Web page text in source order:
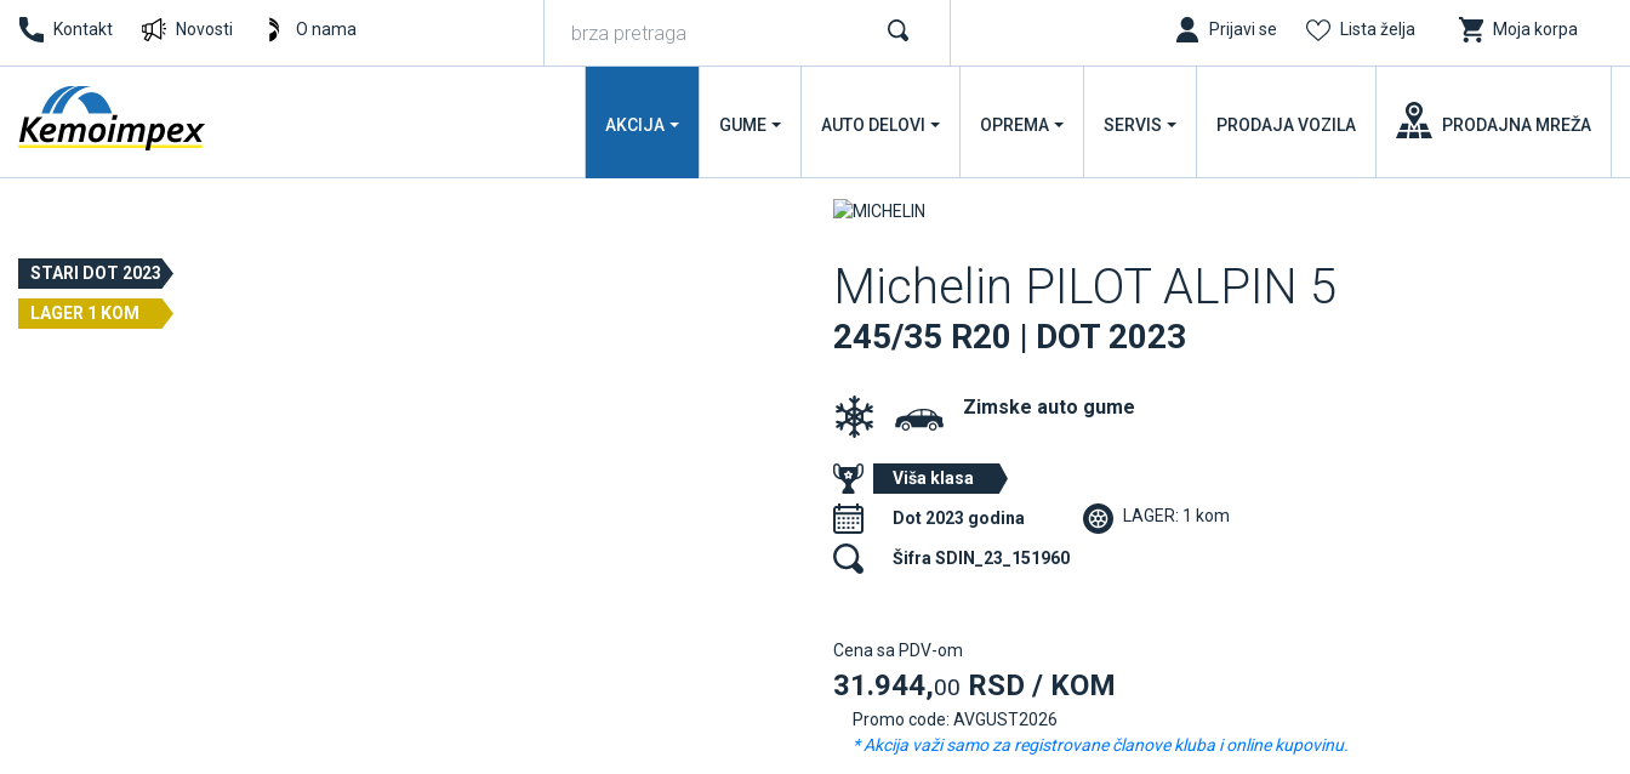
Kontakt Novosti O nama Prijavi se Lista želja Moja korpa
AKCIJA GUME AUTO DELOVI OPREMA SERVIS PRODAJA VOZILA PRODAJNA MREŽA
STARI DOT 2023
LAGER 1 KOM Michelin PILOT ALPIN 5
245/35 R20 | DOT 2023
Zimske auto gume
Viša klasa
Dot 2023 godina LAGER: 1 kom
Šifra SDIN_23_151960
Cena sa PDV-om
31.944,00 RSD / KOM
Promo code: AVGUST2026
* Akcija važi samo za registrovane članove kluba i online kupovinu.